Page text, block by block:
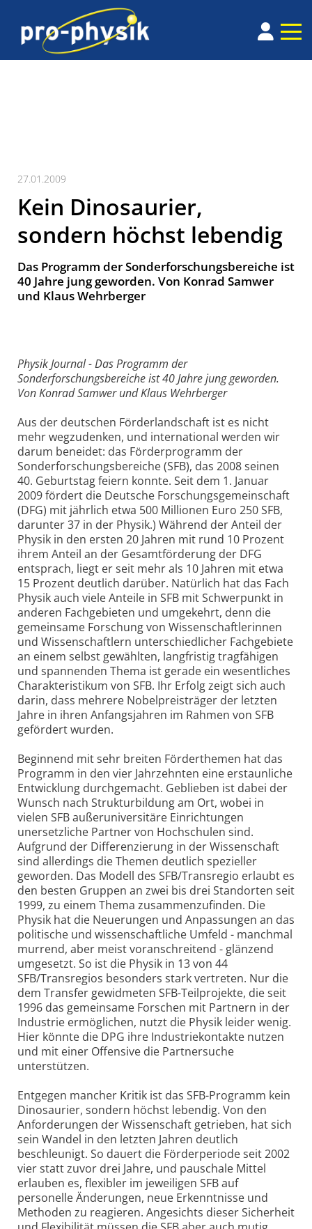
27.01.2009
Kein Dinosaurier,
sondern höchst lebendig
Das Programm der Sonderforschungsbereiche ist
40 Jahre jung geworden. Von Konrad Samwer
und Klaus Wehrberger
Physik Journal - Das Programm der
Sonderforschungsbereiche ist 40 Jahre jung geworden.
Von Konrad Samwer und Klaus Wehrberger
Aus der deutschen Förderlandschaft ist es nicht
mehr wegzudenken, und international werden wir
darum beneidet: das Förderprogramm der
Sonderforschungsbereiche (SFB), das 2008 seinen
40. Geburtstag feiern konnte. Seit dem 1. Januar
2009 fördert die Deutsche Forschungsgemeinschaft
(DFG) mit jährlich etwa 500 Millionen Euro 250 SFB,
darunter 37 in der Physik.) Während der Anteil der
Physik in den ersten 20 Jahren mit rund 10 Prozent
ihrem Anteil an der Gesamtförderung der DFG
entsprach, liegt er seit mehr als 10 Jahren mit etwa
15 Prozent deutlich darüber. Natürlich hat das Fach
Physik auch viele Anteile in SFB mit Schwerpunkt in
anderen Fachgebieten und umgekehrt, denn die
gemeinsame Forschung von Wissenschaftlerinnen
und Wissenschaftlern unterschiedlicher Fachgebiete
an einem selbst gewählten, langfristig tragfähigen
und spannenden Thema ist gerade ein wesentliches
Charakteristikum von SFB. Ihr Erfolg zeigt sich auch
darin, dass mehrere Nobelpreisträger der letzten
Jahre in ihren Anfangsjahren im Rahmen von SFB
gefördert wurden.
Beginnend mit sehr breiten Förderthemen hat das
Programm in den vier Jahrzehnten eine erstaunliche
Entwicklung durchgemacht. Geblieben ist dabei der
Wunsch nach Strukturbildung am Ort, wobei in
vielen SFB außeruniversitäre Einrichtungen
unersetzliche Partner von Hochschulen sind.
Aufgrund der Differenzierung in der Wissenschaft
sind allerdings die Themen deutlich spezieller
geworden. Das Modell des SFB/Transregio erlaubt es
den besten Gruppen an zwei bis drei Standorten seit
1999, zu einem Thema zusammenzufinden. Die
Physik hat die Neuerungen und Anpassungen an das
politische und wissenschaftliche Umfeld - manchmal
murrend, aber meist voranschreitend - glänzend
umgesetzt. So ist die Physik in 13 von 44
SFB/Transregios besonders stark vertreten. Nur die
dem Transfer gewidmeten SFB-Teilprojekte, die seit
1996 das gemeinsame Forschen mit Partnern in der
Industrie ermöglichen, nutzt die Physik leider wenig.
Hier könnte die DPG ihre Industriekontakte nutzen
und mit einer Offensive die Partnersuche
unterstützen.
Entgegen mancher Kritik ist das SFB-Programm kein
Dinosaurier, sondern höchst lebendig. Von den
Anforderungen der Wissenschaft getrieben, hat sich
sein Wandel in den letzten Jahren deutlich
beschleunigt. So dauert die Förderperiode seit 2002
vier statt zuvor drei Jahre, und pauschale Mittel
erlauben es, flexibler im jeweiligen SFB auf
personelle Änderungen, neue Erkenntnisse und
Methoden zu reagieren. Angesichts dieser Sicherheit